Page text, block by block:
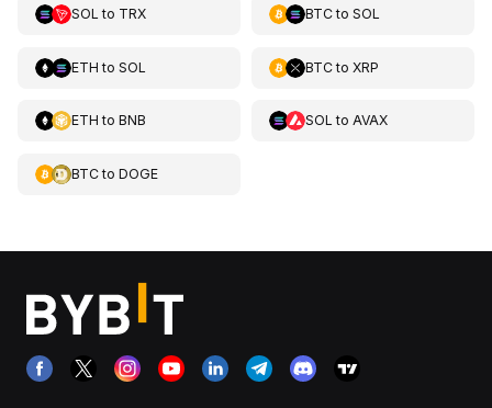
SOL to TRX BTCto SOL
ETH to SOL BTCto XRP
ETH to BNB SOL to AVAX
BTCto DOGE